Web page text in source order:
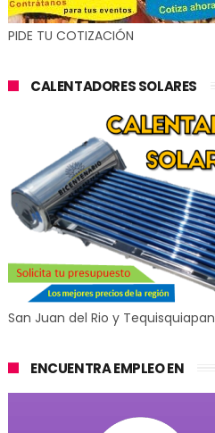
PIDE TU COTIZACIÓN
CALENTADORES SOLARES
San Juan del Rio y Tequisquiapan
ENCUENTRA EMPLEO EN